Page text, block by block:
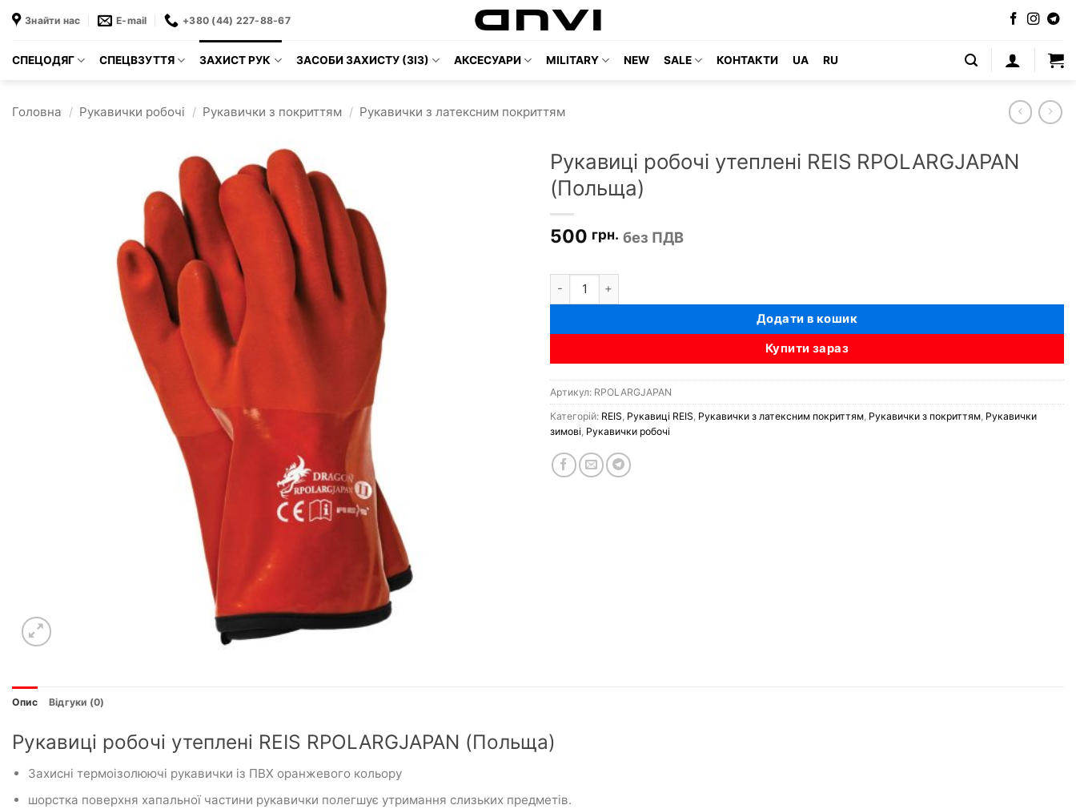
Знайти нас E-mail +380 (44) 227-88-67
СПЕЦОДЯГ СПЕЦВЗУТТЯ ЗАХИСТ РУК ЗАСОБИ ЗАХИСТУ (ЗІЗ) АКСЕСУАРИ MILITARY NEW SALE КОНТАКТИ UA RU
Головна / Рукавички робочі / Рукавички з покриттям / Рукавички з латексним покриттям
Рукавиці робочі утеплені REIS RPOLARGJAPAN
(Польща)
500 грн. без ПДВ
Додати в кошик
Купити зараз
Артикул: RPOLARGJAPAN
Категорій: REIS Рукавиці REIS Рукавички з латексним покриттям Рукавички з покриттям Рукавички
зимові Рукавички робочі
Опис Відгуки (0)
Рукавиці робочі утеплені REIS RPOLARGJAPAN (Польща)
Захисні термоізолюючі рукавички із ПВХ оранжевого кольору
шорстка поверхня хапальної частини рукавички полегшує утримання слизьких предметів.